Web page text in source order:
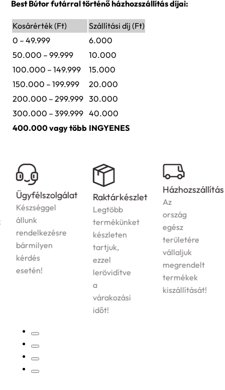
Best Bútor futárral történő házhozszállítás díjai:
Kosárérték (Ft)
Szállítási díj (Ft)
0 – 49.999
6.000
50.000 – 99.999
10.000
100.000 – 149.999
15.000
150.000 – 199.999
20.000
200.000 – 299.999 30.000
300.000 – 399.999 40.000
400.000 vagy több INGYENES
Ügyfélszolgálat
Készséggel
állunk
rendelkezésre
bármilyen
kérdés
esetén!
Raktárkészlet
Legtöbb
termékünket
készleten
tartjuk,
ezzel
lerövidítve
várakozási
időt!
Házhozszállítás
Az
ország
egész
területére
vállaljuk
megrendelt
termékek
kiszállítását!